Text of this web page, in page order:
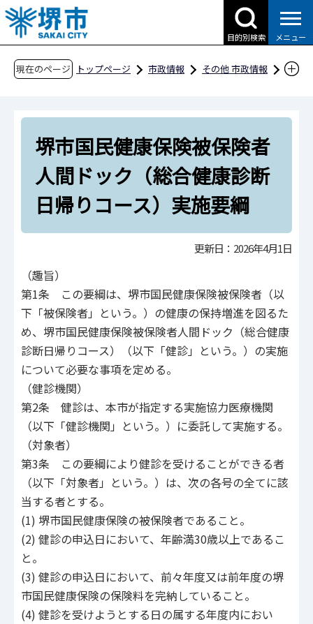
こ
の
ペ
目的別検索 メニュー
現在のページ トップページ 市政情報
その他 市政情報
厚生
堺市国民健康保険被保険者人間ドック（総合健
康診断日帰りコース）実施要綱
堺市国民健康保険被保険者
人間ドック（総合健康診断
日帰りコース）実施要綱
更新日：2026年4月1日
（趣旨）
第1条 この要綱は、堺市国民健康保険被保険者（以
下「被保険者」という。）の健康の保持増進を図るた
め、堺市国民健康保険被保険者人間ドック（総合健康
診断日帰りコース）（以下「健診」という。）の実施
について必要な事項を定める。
（健診機関）
第2条 健診は、本市が指定する実施協力医療機関
（以下「健診機関」という。）に委託して実施する。
（対象者）
第3条 この要綱により健診を受けることができる者
（以下「対象者」という。）は、次の各号の全てに該
当する者とする。
(1) 堺市国民健康保険の被保険者であること。
(2) 健診の申込日において、年齢満30歳以上であるこ
と。
(3) 健診の申込日において、前々年度又は前年度の堺
市国民健康保険の保険料を完納していること。
(4) 健診を受けようとする日の属する年度内におい